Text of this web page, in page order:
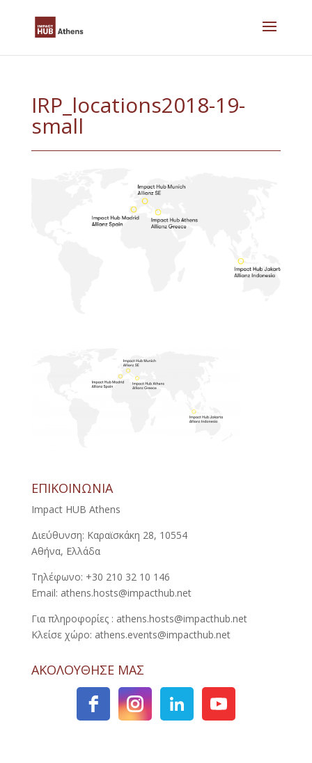
IRP_locations2018-19-
small
ΕΠΙΚΟΙΝΩΝΙΑ
Impact HUB Athens
Διεύθυνση: Καραϊσκάκη 28, 10554
Αθήνα, Ελλάδα
Τηλέφωνο: +30 210 32 10 146
Email: athens.hosts@impacthub.net
Για πληροφορίες : athens.hosts@impacthub.net
Κλείσε χώρο: athens.events@impacthub.net
ΑΚΟΛΟΥΘΗΣΕ ΜΑΣ